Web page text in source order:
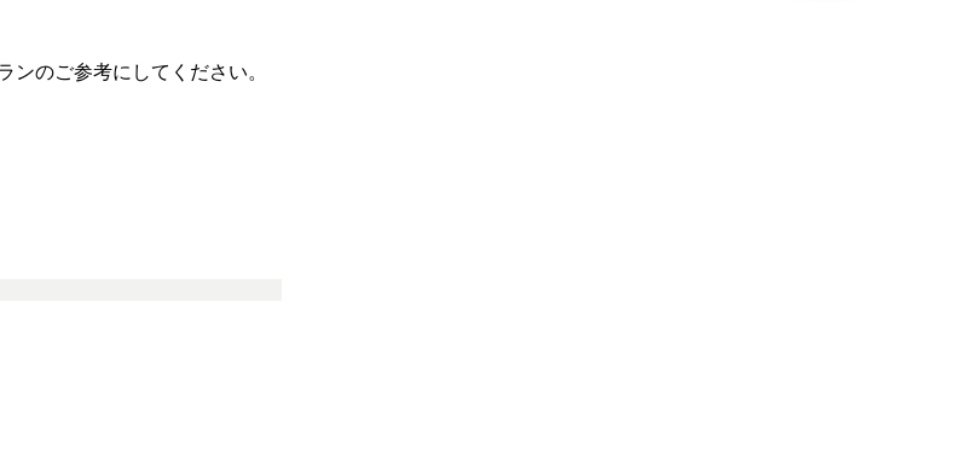
のご参考にしてください。